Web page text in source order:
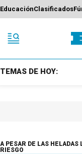
EducaciónClasificados
TEMAS DE HOY:
A PESAR DE LAS
RIESGO